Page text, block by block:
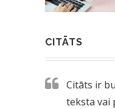
CITĀTS
Citāts ir
teksta vai